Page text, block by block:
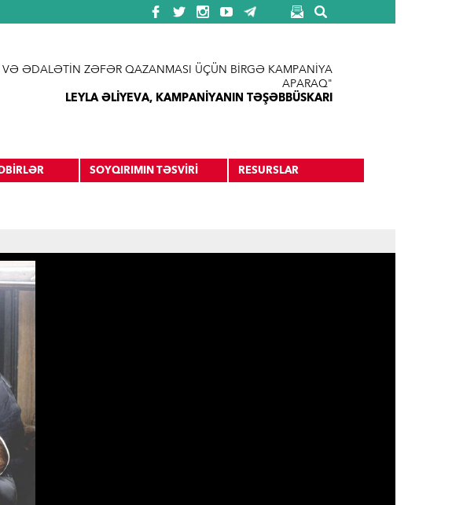
ƏDALƏTİN ZƏFƏR QAZANMASI ÜÇÜN BİRGƏ KAMPANİYA
APARAQ"
LEYLA ƏLİYEVA, KAMPANİYANIN TƏŞƏBBÜSKARI
SOYQIRIMIN TƏSVİRİ RESURSLAR